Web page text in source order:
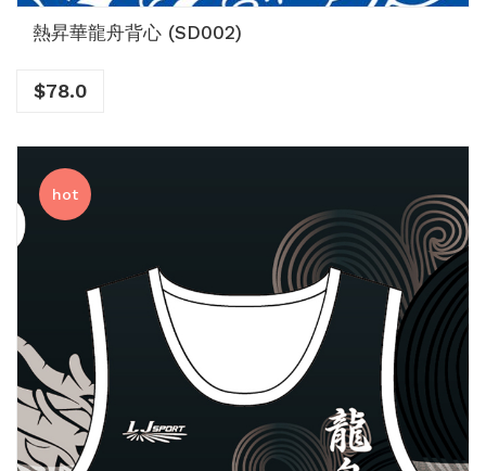
熱昇華龍舟背心 (SD002)
$78.0
hot